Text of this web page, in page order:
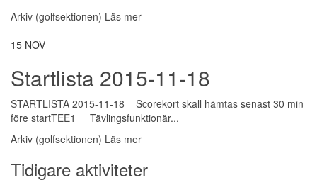
Arkiv (golfsektionen) Läs mer
15 NOV
Startlista 2015-11-18
STARTLISTA 2015-11-18 Scorekort skall hämtas senast 30 min
före startTEE1 Tävlingsfunktionär...
Arkiv (golfsektionen) Läs mer
Tidigare aktiviteter